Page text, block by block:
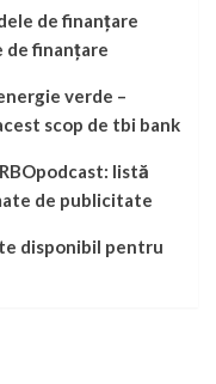
de finanțare
de finanțare
verde –
scop de tbi bank
listă
de publicitate
disponibil pentru